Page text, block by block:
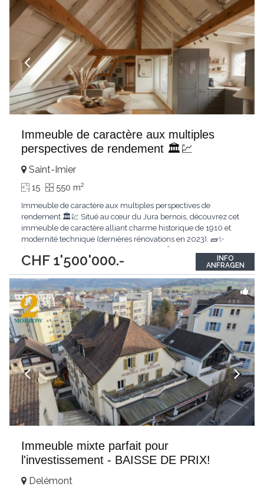
Immeuble de caractère aux multiples
perspectives de rendement 🏛️💹
CHF 1'500'000.-
Saint-Imier
15 550 m2
Immeuble de caractère aux multiples perspectives de
rendement 🏛️💹 Situé au cœur du Jura bernois, découvrez cet
immeuble de caractère alliant charme historique de 1910 et
modernité technique (dernières rénovations en 2023). 🧱✨
exceptionnelle pour un investisseur ou un projet de vie. 🔑 Que
vous souhaitiez...
INFO
ANFRAGEN
Immeuble mixte parfait pour
l'investissement - BAISSE DE PRIX!
Delémont